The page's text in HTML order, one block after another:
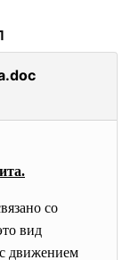
со
вид
движением